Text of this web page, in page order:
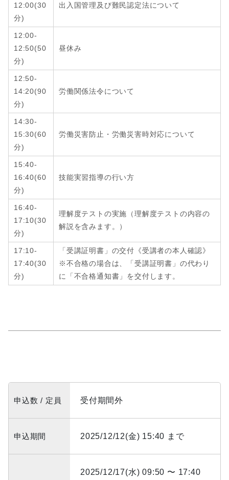
12:00(30
分)
出入国管理及び難民認定法について
12:00-
12:50(50
分)
昼休み
12:50-
14:20(90
分)
労働関係法令について
14:30-
15:30(60
分)
労働災害防止・労働災害時対応について
15:40-
16:40(60
分)
技能実習指導の行い方
16:40-
17:10(30
分)
理解度テストの実施（理解度テストの内容の
解説を含みます。）
17:10-
17:40(30
分)
「受講証明書」の交付《受講者の本人確認》
※不合格の場合は、「受講証明書」の代わり
に「不合格通知書」を交付します。
申込数 / 定員 受付期間外
申込期間 2025/12/12(金) 15:40 まで
2025/12/17(水) 09:50 〜 17:40